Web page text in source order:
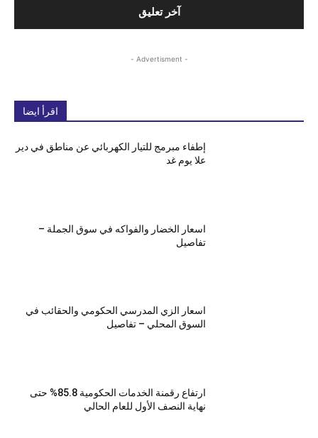
- Advertisment -
اقرأ ايضا
إطفاء مبرمج للتيار الكهربائي عن مناطق في دير
علا يوم غد
اسعار الخضار والفواكه في سوق الجملة –
تفاصيل
اسعار الزي المدرسي الحكومي والحقائب في
السوق المحلي – تفاصيل
ارتفاع رقمنة الخدمات الحكومية 85.8% حتى
نهاية النصف الأول للعام الحالي